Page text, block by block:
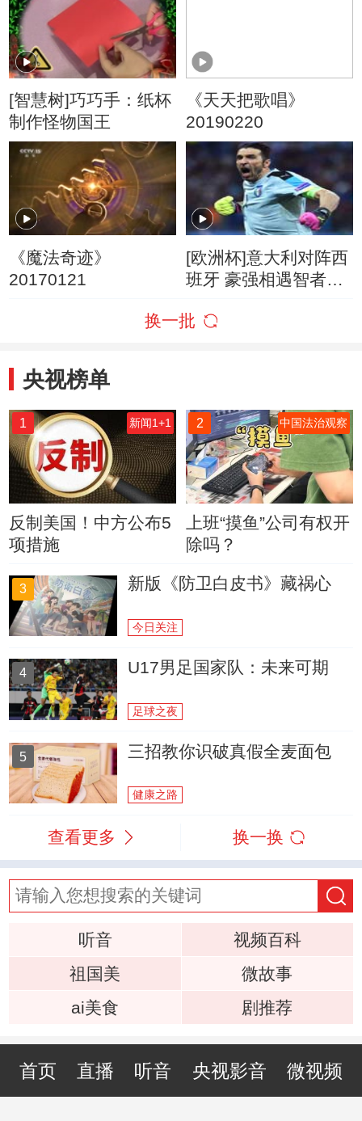
[智慧树]巧巧手：纸杯
制作怪物国王
《天天把歌唱》
20190220
《魔法奇迹》
20170121
[欧洲杯]意大利对阵西
班牙 豪强相遇智者将
换一批
央视榜单
1 新闻1+1
反制美国！中方公布5
项措施
2 中国法治观察
上班“摸鱼”公司有权开
除吗？
3 新版《防卫白皮书》藏祸心
今日关注
4 U17男足国家队：未来可期
足球之夜
5 三招教你识破真假全麦面包
健康之路
查看更多 换一换
听音
视频百科
祖国美
微故事
ai美食
剧推荐
首页 直播 听音 央视影音 微视频